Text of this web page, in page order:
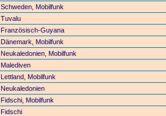
Schweden, Mobilfunk
Tuvalu
Französisch-Guyana
Dänemark, Mobilfunk
Neukaledonien, Mobilfunk
Malediven
Lettland, Mobilfunk
Neukaledonien
Fidschi, Mobilfunk
Fidschi